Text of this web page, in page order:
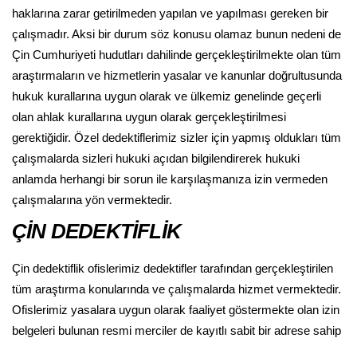
haklarına zarar getirilmeden yapılan ve yapılması gereken bir
çalışmadır. Aksi bir durum söz konusu olamaz bunun nedeni de
Çin Cumhuriyeti hudutları dahilinde gerçekleştirilmekte olan tüm
araştırmaların ve hizmetlerin yasalar ve kanunlar doğrultusunda
hukuk kurallarına uygun olarak ve ülkemiz genelinde geçerli
olan ahlak kurallarına uygun olarak gerçekleştirilmesi
gerektiğidir. Özel dedektiflerimiz sizler için yapmış oldukları tüm
çalışmalarda sizleri hukuki açıdan bilgilendirerek hukuki
anlamda herhangi bir sorun ile karşılaşmanıza izin vermeden
çalışmalarına yön vermektedir.
ÇİN DEDEKTİFLİK
Çin dedektiflik ofislerimiz dedektifler tarafından gerçekleştirilen
tüm araştırma konularında ve çalışmalarda hizmet vermektedir.
Ofislerimiz yasalara uygun olarak faaliyet göstermekte olan izin
belgeleri bulunan resmi merciler de kayıtlı sabit bir adrese sahip